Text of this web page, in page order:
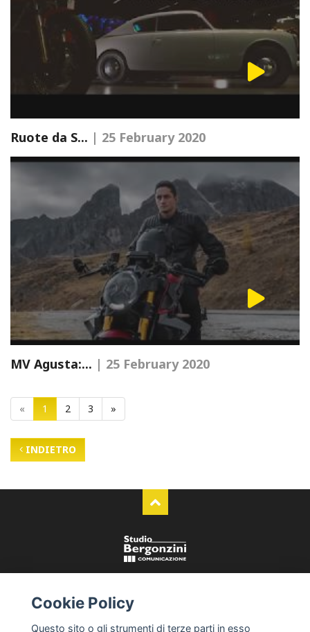
Ruote da S... | 25 February 2020
MV Agusta:... | 25 February 2020
« 1 2 3 »
INDIETRO
Via Luigi Poletti 18/A - Modena
+39 059 210528
Cookie Policy
Questo sito o gli strumenti di terze parti in esso